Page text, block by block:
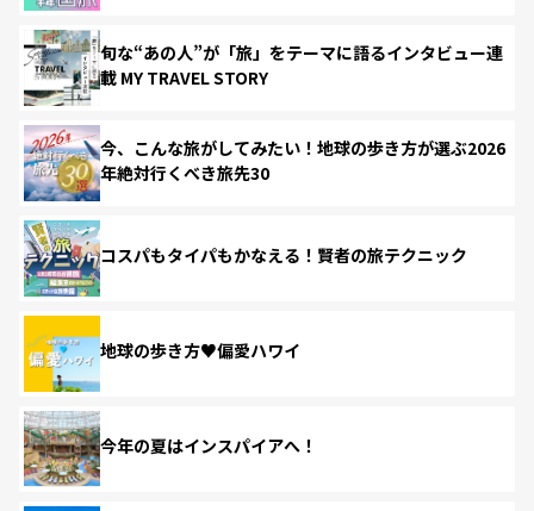
旬な“あの人”が「旅」をテーマに語るインタビュー連
載 MY TRAVEL STORY
今、こんな旅がしてみたい！地球の歩き方が選ぶ2026
年絶対行くべき旅先30
コスパもタイパもかなえる！賢者の旅テクニック
地球の歩き方♥偏愛ハワイ
今年の夏はインスパイアへ！